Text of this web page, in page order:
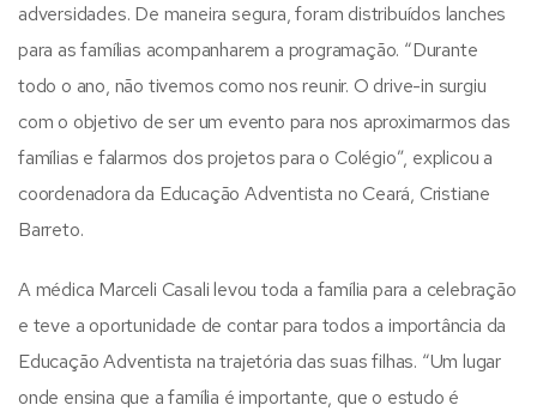
adversidades. De maneira segura, foram distribuídos lanches
para as famílias acompanharem a programação. “Durante
todo o ano, não tivemos como nos reunir. O drive-in surgiu
com o objetivo de ser um evento para nos aproximarmos das
famílias e falarmos dos projetos para o Colégio”, explicou a
coordenadora da Educação Adventista no Ceará, Cristiane
Barreto.
A médica Marceli Casali levou toda a família para a celebração
e teve a oportunidade de contar para todos a importância da
Educação Adventista na trajetória das suas filhas. “Um lugar
onde ensina que a família é importante, que o estudo é